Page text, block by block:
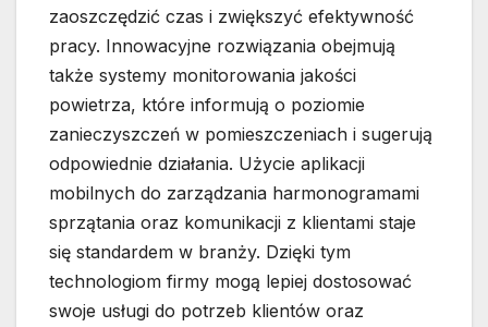
zaoszczędzić czas i zwiększyć efektywność
pracy. Innowacyjne rozwiązania obejmują
także systemy monitorowania jakości
powietrza, które informują o poziomie
zanieczyszczeń w pomieszczeniach i sugerują
odpowiednie działania. Użycie aplikacji
mobilnych do zarządzania harmonogramami
sprzątania oraz komunikacji z klientami staje
się standardem w branży. Dzięki tym
technologiom firmy mogą lepiej dostosować
swoje usługi do potrzeb klientów oraz